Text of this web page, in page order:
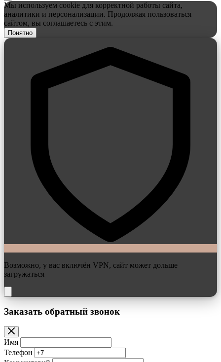
Мы используем cookie для корректной работы сайта,
аналитики и персонализации. Продолжая пользоваться
сайтом, вы соглашаетесь с этим.
Понятно
Возможно, у вас включён VPN, сайт может дольше
загружаться
Заказать обратный звонок
Имя
Телефон